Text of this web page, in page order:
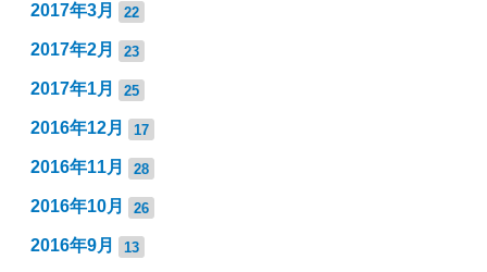
2017年3月 22
2017年2月 23
2017年1月 25
2016年12月 17
2016年11月 28
2016年10月 26
2016年9月 13